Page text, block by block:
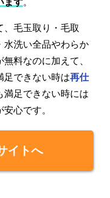
ます。
、毛玉取り・毛取
水洗い全品やわらか
料なのに加えて、
足できない時は再仕
満足できない時には
心です。
イトへ